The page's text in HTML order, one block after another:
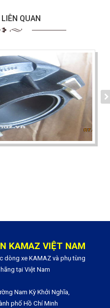
QUAN
KAMAZ VIỆT NAM
dòng xe KAMAZ và phụ tùng
tại Việt Nam
Nam Kỳ Khởi Nghĩa,
phố Hồ Chí Minh